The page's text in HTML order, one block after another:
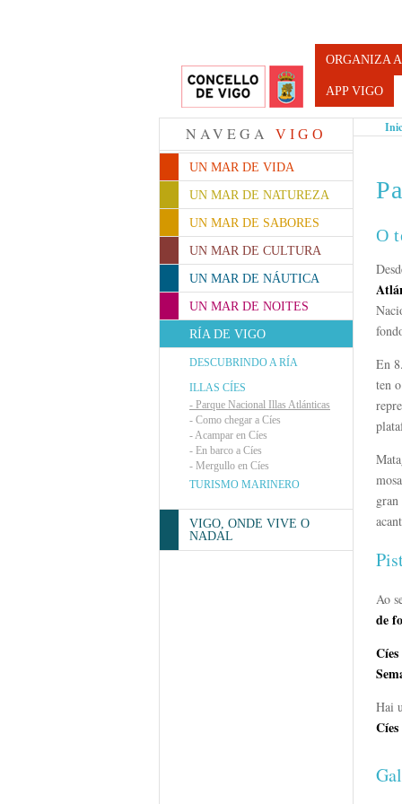
Turismo
ORGANIZA
APP VIGO
NAVEGA VIGO
UN MAR DE VIDA
UN MAR DE NATUREZA
UN MAR DE SABORES
UN MAR DE CULTURA
UN MAR DE NÁUTICA
UN MAR DE NOITES
RÍA DE VIGO
DESCUBRINDO A RÍA
ILLAS CÍES
- Parque Nacional Illas Atlánticas
- Como chegar a Cíes
-Acampar en Cíes
- En barco a Cíes
- Mergullo en Cíes
TURISMO MARINERO
VIGO, ONDE VIVE O
NADAL
O
En
ten
Ao
de
Cíes
Hai
Cíes